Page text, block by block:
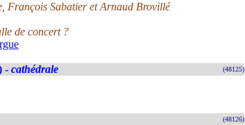
François Sabatier et Arnaud Brovillé
de concert ?
- cathédrale (48125)
(48126)